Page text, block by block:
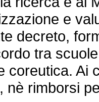
e
decreto,
tra
coreutica. Ai
nè rimborsi